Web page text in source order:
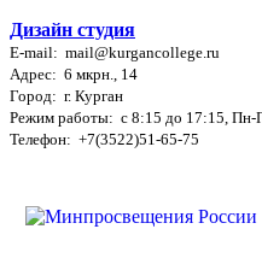
Дизайн студия
E-mail: mail@kurgancollege.ru
Адрес: 6 мкрн., 14
Город: г. Курган
Режим работы: c 8:15 до 17:15, Пн-
Телефон: +7(3522)51-65-75